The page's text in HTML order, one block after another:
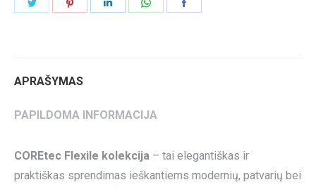
APRAŠYMAS
PAPILDOMA INFORMACIJA
COREtec Flexile kolekcija – tai elegantiškas ir
praktiškas sprendimas ieškantiems modernių, patvarių bei